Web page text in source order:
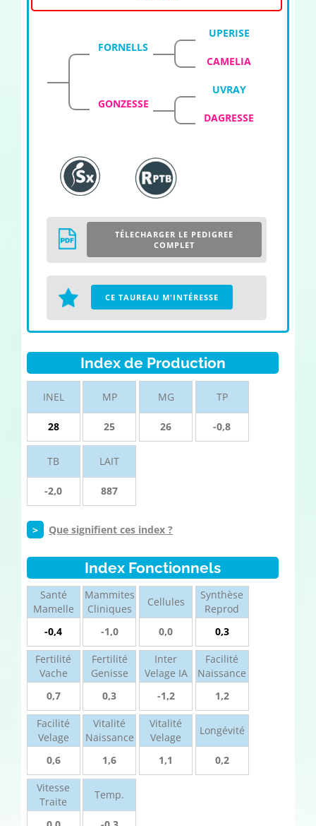
FORNELLS
UPERISE
CAMELIA
GONZESSE
UVRAY
DAGRESSE
TÉLECHARGER LE PEDIGREE
COMPLET
CE TAUREAU M'INTÉRESSE
Index de Production
INEL
28
MP
25
MG
26
TP
-0,8
TB
-2,0
LAIT
887
> Que signifient ces index ?
Index Fonctionnels
Santé
Mamelle
-0,4
Mammites
Cliniques
-1,0
Cellules
0,0
Synthèse
Reprod
0,3
Fertilité
Vache
0,7
Fertilité
Genisse
0,3
Inter
Velage IA
-1,2
Facilité
Naissance
1,2
Facilité
Velage
0,6
Vitalité
Naissance
1,6
Vitalité
Velage
1,1
Longévité
0,2
Vitesse
Traite
Temp.